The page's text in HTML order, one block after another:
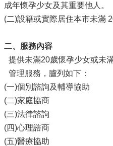
成年懷孕少女及其重要他人。
(二)設籍或實際居住本市未滿
二、服務內容
提供未滿20歲懷孕少女或未
管理服務，臚列如下：
(一)個別諮詢及輔導協助
(二)家庭協商
(三)法律諮詢
(四)心理諮商
(五)醫療協助